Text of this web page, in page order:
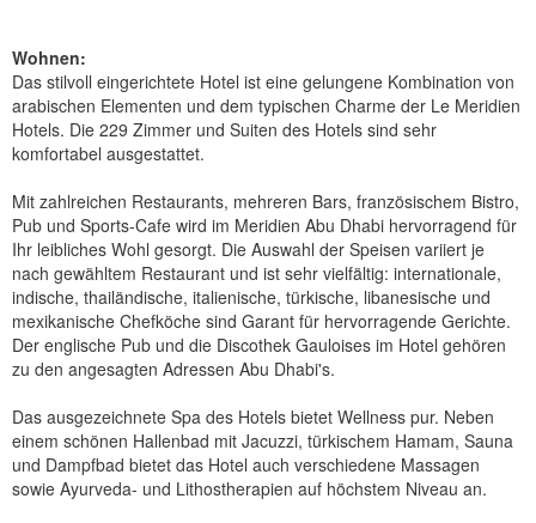
Wohnen:
Das stilvoll eingerichtete Hotel ist eine gelungene Kombination von
arabischen Elementen und dem typischen Charme der Le Meridien
Hotels. Die 229 Zimmer und Suiten des Hotels sind sehr
komfortabel ausgestattet.
Mit zahlreichen Restaurants, mehreren Bars, französischem Bistro,
Pub und Sports-Cafe wird im Meridien Abu Dhabi hervorragend für
Ihr leibliches Wohl gesorgt. Die Auswahl der Speisen variiert je
nach gewähltem Restaurant und ist sehr vielfältig: internationale,
indische, thailändische, italienische, türkische, libanesische und
mexikanische Chefköche sind Garant für hervorragende Gerichte.
Der englische Pub und die Discothek Gauloises im Hotel gehören
zu den angesagten Adressen Abu Dhabi's.
Das ausgezeichnete Spa des Hotels bietet Wellness pur. Neben
einem schönen Hallenbad mit Jacuzzi, türkischem Hamam, Sauna
und Dampfbad bietet das Hotel auch verschiedene Massagen
sowie Ayurveda- und Lithostherapien auf höchstem Niveau an.